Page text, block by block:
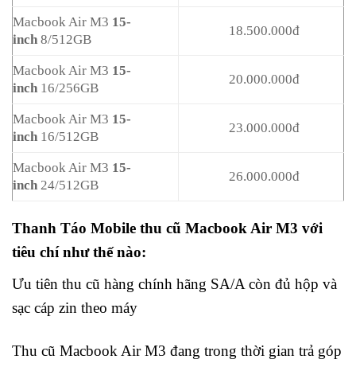
Macbook Air M3 15-
inch 8/512GB
18.500.000đ
Macbook Air M3 15-
inch 16/256GB
20.000.000đ
Macbook Air M3 15-
inch 16/512GB
23.000.000đ
Macbook Air M3 15-
inch 24/512GB
26.000.000đ
Thanh Táo Mobile thu cũ Macbook Air M3 với
tiêu chí như thế nào:
Ưu tiên thu cũ hàng chính hãng SA/A còn đủ hộp và
sạc cáp zin theo máy
Thu cũ Macbook Air M3 đang trong thời gian trả góp